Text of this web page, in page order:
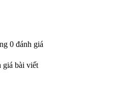
0 đánh giá
giá bài viết